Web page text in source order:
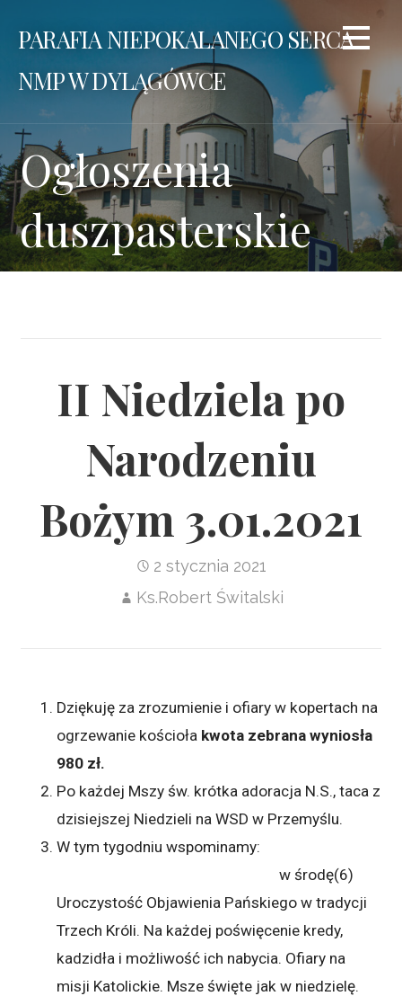
PARAFIA NIEPOKALANEGO SERCA
NMP W DYLĄGÓWCE
Ogłoszenia
duszpasterskie
II Niedziela po
Narodzeniu
Bożym 3.01.2021
2 stycznia 2021
Ks.Robert Świtalski
Dziękuję za zrozumienie i ofiary w kopertach na
ogrzewanie kościoła kwota zebrana wyniosła
980 zł.
Po każdej Mszy św. krótka adoracja N.S., taca z
dzisiejszej Niedzieli na WSD w Przemyślu.
W tym tygodniu wspominamy:
w środę(6)
Uroczystość Objawienia Pańskiego w tradycji
Trzech Króli. Na każdej poświęcenie kredy,
kadzidła i możliwość ich nabycia. Ofiary na
misji Katolickie. Msze święte jak w niedzielę.